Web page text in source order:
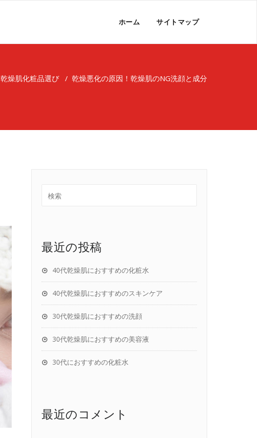
ホーム サイトマップ
乾燥肌化粧品選び / 乾燥悪化の原因！乾燥肌のNG洗顔と成分
最近の投稿
40代乾燥肌におすすめの化粧水
40代乾燥肌におすすめのスキンケア
30代乾燥肌におすすめの洗顔
30代乾燥肌におすすめの美容液
30代におすすめの化粧水
最近のコメント